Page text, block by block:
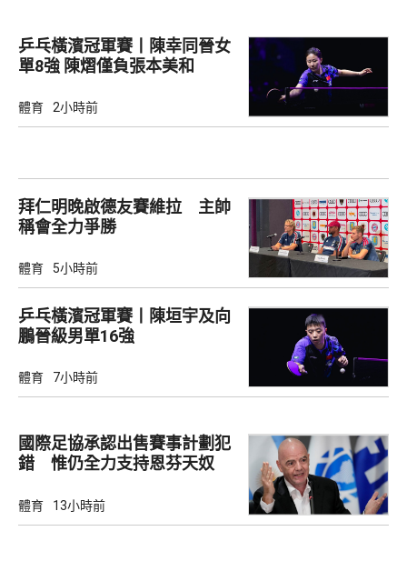
乒乓橫濱冠軍賽丨陳幸同晉女
單8強 陳熠僅負張本美和
體育 2小時前
拜仁明晚啟德友賽維拉 主帥
稱會全力爭勝
體育 5小時前
乒乓橫濱冠軍賽丨陳垣宇及向
鵬晉級男單16強
體育 7小時前
國際足協承認出售賽事計劃犯
錯 惟仍全力支持恩芬天奴
體育 13小時前